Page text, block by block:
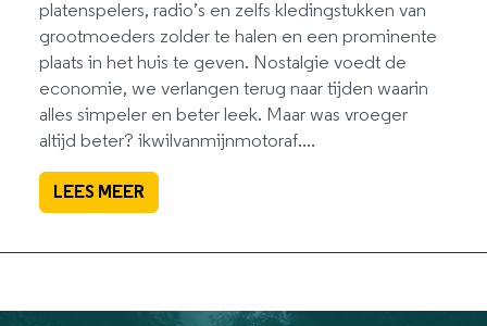
platenspelers, radio’s en zelfs kledingstukken van
grootmoeders zolder te halen en een prominente
plaats in het huis te geven. Nostalgie voedt de
economie, we verlangen terug naar tijden waarin
alles simpeler en beter leek. Maar was vroeger
altijd beter? ikwilvanmijnmotoraf....
LEES MEER